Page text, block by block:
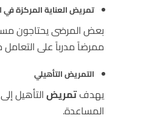
تمريض العناية المركزة في
بعض المرضى يحتاجون
ممرضاً مدرباً على التعامل
التمريض التأهيلي
يهدفتمريضالتأهيل
المساعدة.